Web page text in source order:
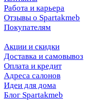
Работа и карьера
Отзывы о Spartakmeb
Покупателям
Акции и скидки
Доставка и самовывоз
Оплата и кредит
Адреса салонов
Идеи для дома
Блог Spartakmeb